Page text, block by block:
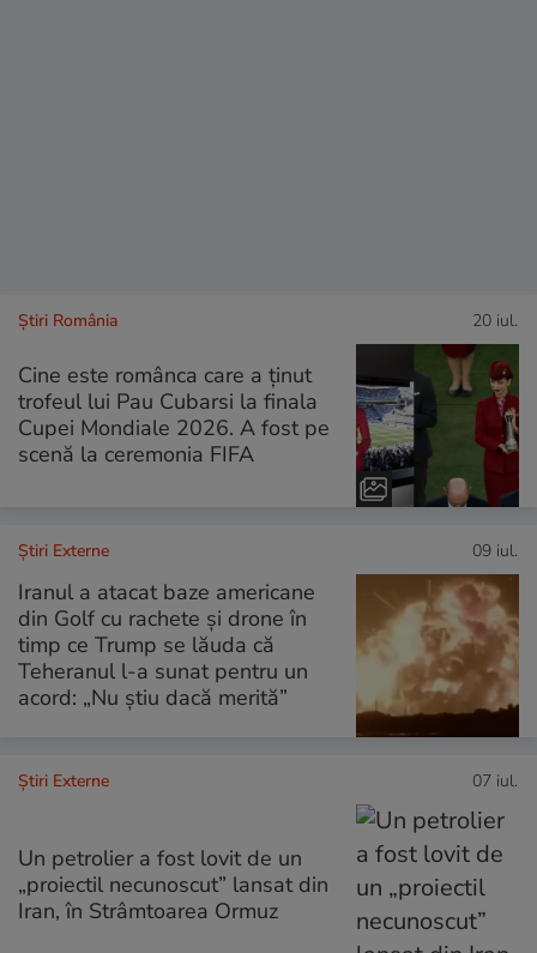
Știri România 20 iul.
Cine este românca care a ținut
trofeul lui Pau Cubarsi la finala
Cupei Mondiale 2026. A fost pe
scenă la ceremonia FIFA
Știri Externe 09 iul.
Iranul a atacat baze americane
din Golf cu rachete și drone în
timp ce Trump se lăuda că
Teheranul l-a sunat pentru un
acord: „Nu știu dacă merită”
Știri Externe 07 iul.
Un petrolier a fost lovit de un
„proiectil necunoscut” lansat din
Iran, în Strâmtoarea Ormuz